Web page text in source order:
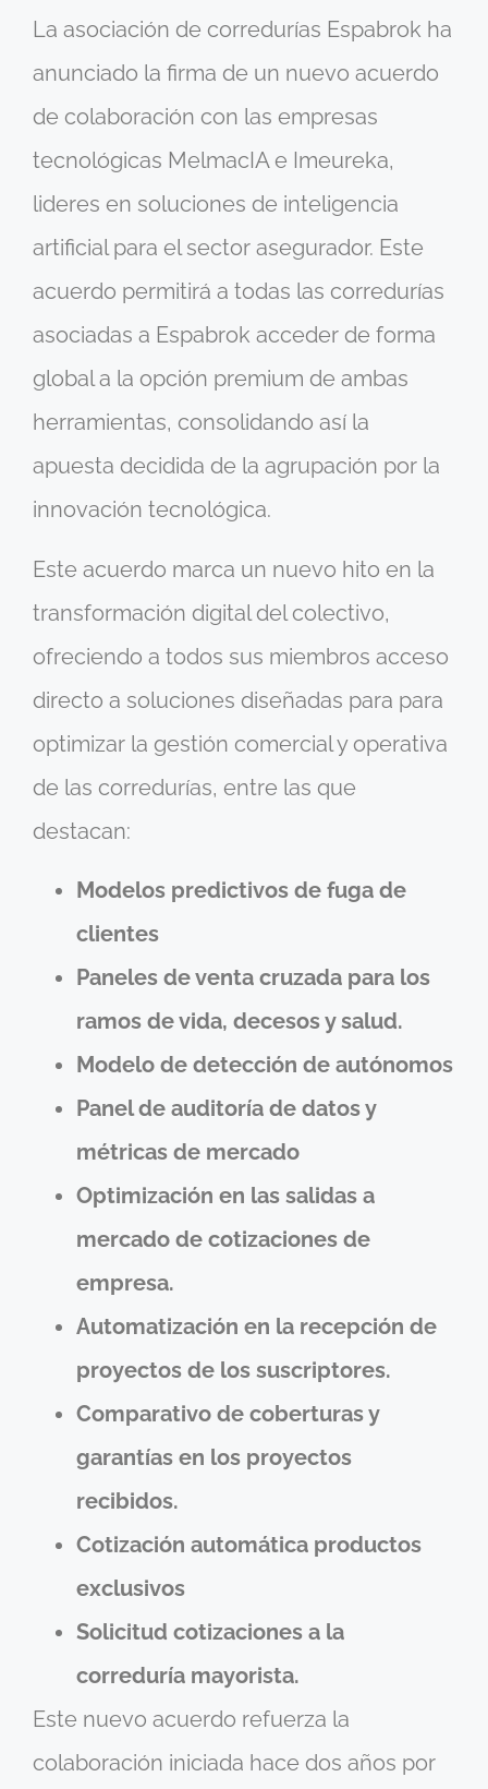
La asociación de corredurías Espabrok ha
anunciado la firma de un nuevo acuerdo
de colaboración con las empresas
tecnológicas MelmacIA e Imeureka,
lideres en soluciones de inteligencia
artificial para el sector asegurador. Este
acuerdo permitirá a todas las corredurías
asociadas a Espabrok acceder de forma
global a la opción premium de ambas
herramientas, consolidando así la
apuesta decidida de la agrupación por la
innovación tecnológica.
Este acuerdo marca un nuevo hito en la
transformación digital del colectivo,
ofreciendo a todos sus miembros acceso
directo a soluciones diseñadas para para
optimizar la gestión comercial y operativa
de las corredurías, entre las que
destacan:
Modelos predictivos de fuga de
clientes
Paneles de venta cruzada para los
ramos de vida, decesos y salud.
Modelo de detección de autónomos
Panel de auditoría de datos y
métricas de mercado
Optimización en las salidas a
mercado de cotizaciones de
empresa.
Automatización en la recepción de
proyectos de los suscriptores.
Comparativo de coberturas y
garantías en los proyectos
recibidos.
Cotización automática productos
exclusivos
Solicitud cotizaciones a la
correduría mayorista.
Este nuevo acuerdo refuerza la
colaboración iniciada hace dos años por